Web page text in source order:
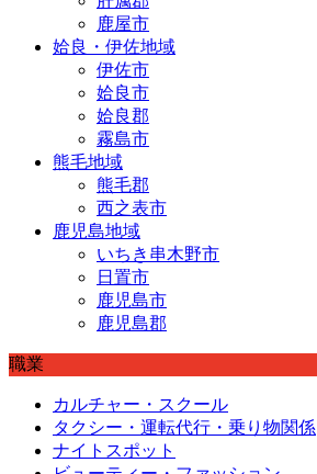
鹿屋市
姶良・伊佐地域
伊佐市
姶良市
姶良郡
霧島市
熊毛地域
熊毛郡
西之表市
鹿児島地域
いちき串木野市
日置市
鹿児島市
鹿児島郡
職業
カルチャー・スクール
タクシー・運転代行・乗り物関係
ナイトスポット